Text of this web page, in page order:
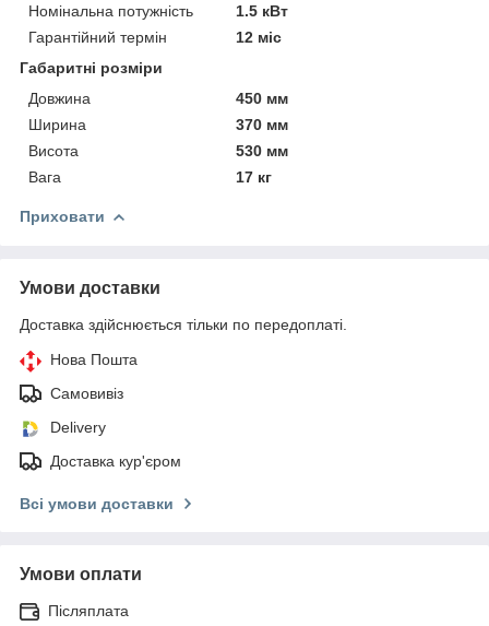
Номінальна потужність
1.5 кВт
Гарантійний термін
12 міс
Габаритні розміри
Довжина
450 мм
Ширина
370 мм
Висота
530 мм
Вага
17 кг
Приховати
Умови доставки
Доставка здійснюється тільки по передоплаті.
Нова Пошта
Самовивіз
Delivery
Доставка кур'єром
Всі умови доставки
Умови оплати
Післяплата